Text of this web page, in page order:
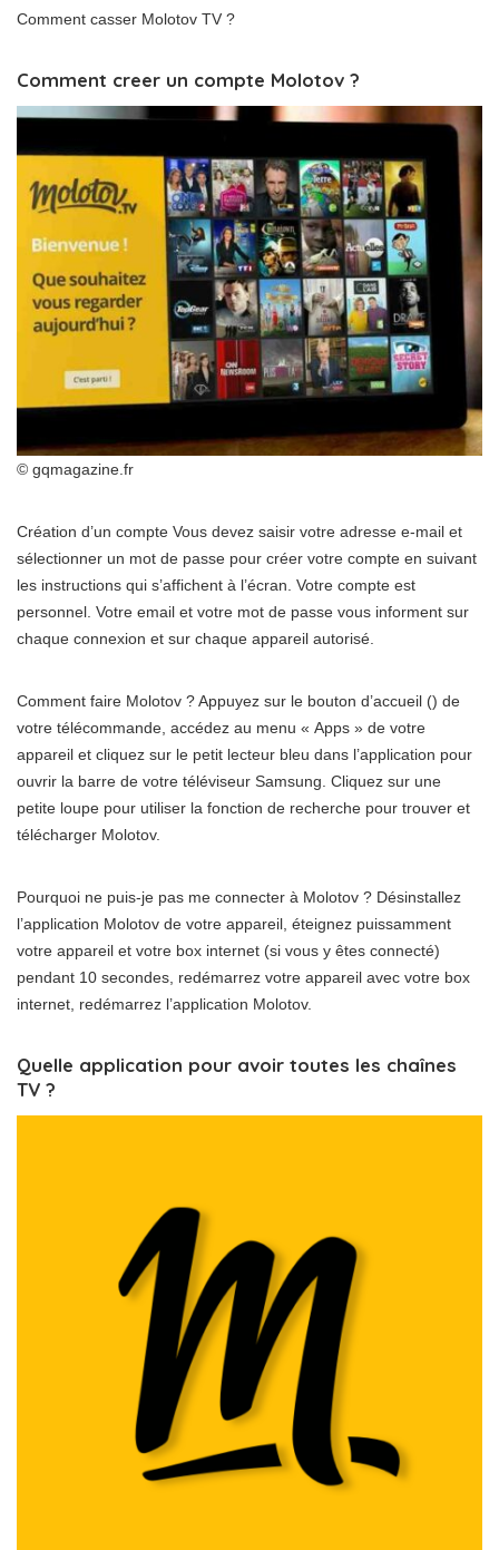
Comment casser Molotov TV ?
Comment creer un compte Molotov ?
© gqmagazine.fr
Création d’un compte Vous devez saisir votre adresse e-mail et
sélectionner un mot de passe pour créer votre compte en suivant
les instructions qui s’affichent à l’écran. Votre compte est
personnel. Votre email et votre mot de passe vous informent sur
chaque connexion et sur chaque appareil autorisé.
Comment faire Molotov ? Appuyez sur le bouton d’accueil () de
votre télécommande, accédez au menu « Apps » de votre
appareil et cliquez sur le petit lecteur bleu dans l’application pour
ouvrir la barre de votre téléviseur Samsung. Cliquez sur une
petite loupe pour utiliser la fonction de recherche pour trouver et
télécharger Molotov.
Pourquoi ne puis-je pas me connecter à Molotov ? Désinstallez
l’application Molotov de votre appareil, éteignez puissamment
votre appareil et votre box internet (si vous y êtes connecté)
pendant 10 secondes, redémarrez votre appareil avec votre box
internet, redémarrez l’application Molotov.
Quelle application pour avoir toutes les chaînes
TV ?